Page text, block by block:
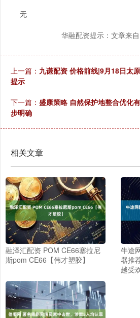
无
华融配资提示：文章来
上一篇： 九谦配资 价格前线|9月18日太
提示
下一篇： 盛康策略 自然保护地整合优化
步明确
相关文章
融泽汇配资 POM CE66塞拉尼
斯pom CE66【伟才塑胶】
牛途
器推
越受